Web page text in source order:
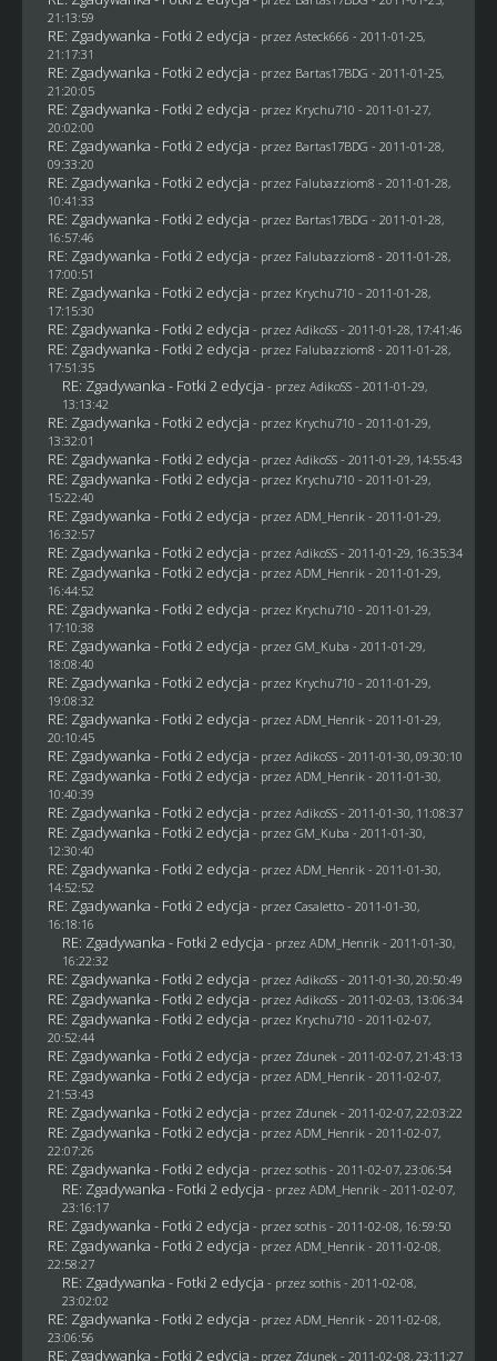
21:13:59
RE: Zgadywanka - Fotki 2 edycja - przez Asteck666 - 2011-01-25,
21:17:31
RE: Zgadywanka - Fotki 2 edycja - przez Bartas17BDG - 2011-01-25,
21:20:05
RE: Zgadywanka - Fotki 2 edycja - przez Krychu710 - 2011-01-27,
20:02:00
RE: Zgadywanka - Fotki 2 edycja - przez Bartas17BDG - 2011-01-28,
09:33:20
RE: Zgadywanka - Fotki 2 edycja - przez Falubazziom8 - 2011-01-28,
10:41:33
RE: Zgadywanka - Fotki 2 edycja - przez Bartas17BDG - 2011-01-28,
16:57:46
RE: Zgadywanka - Fotki 2 edycja - przez Falubazziom8 - 2011-01-28,
17:00:51
RE: Zgadywanka - Fotki 2 edycja - przez Krychu710 - 2011-01-28,
17:15:30
RE: Zgadywanka - Fotki 2 edycja - przez AdikoSS - 2011-01-28, 17:41:46
RE: Zgadywanka - Fotki 2 edycja - przez Falubazziom8 - 2011-01-28,
17:51:35
RE: Zgadywanka - Fotki 2 edycja - przez AdikoSS - 2011-01-29,
13:13:42
RE: Zgadywanka - Fotki 2 edycja - przez Krychu710 - 2011-01-29,
13:32:01
RE: Zgadywanka - Fotki 2 edycja - przez AdikoSS - 2011-01-29, 14:55:43
RE: Zgadywanka - Fotki 2 edycja - przez Krychu710 - 2011-01-29,
15:22:40
RE: Zgadywanka - Fotki 2 edycja - przez ADM_Henrik - 2011-01-29,
16:32:57
RE: Zgadywanka - Fotki 2 edycja - przez AdikoSS - 2011-01-29, 16:35:34
RE: Zgadywanka - Fotki 2 edycja - przez ADM_Henrik - 2011-01-29,
16:44:52
RE: Zgadywanka - Fotki 2 edycja - przez Krychu710 - 2011-01-29,
17:10:38
RE: Zgadywanka - Fotki 2 edycja - przez GM_Kuba - 2011-01-29,
18:08:40
RE: Zgadywanka - Fotki 2 edycja - przez Krychu710 - 2011-01-29,
19:08:32
RE: Zgadywanka - Fotki 2 edycja - przez ADM_Henrik - 2011-01-29,
20:10:45
RE: Zgadywanka - Fotki 2 edycja - przez AdikoSS - 2011-01-30, 09:30:10
RE: Zgadywanka - Fotki 2 edycja - przez ADM_Henrik - 2011-01-30,
10:40:39
RE: Zgadywanka - Fotki 2 edycja - przez AdikoSS - 2011-01-30, 11:08:37
RE: Zgadywanka - Fotki 2 edycja - przez GM_Kuba - 2011-01-30,
12:30:40
RE: Zgadywanka - Fotki 2 edycja - przez ADM_Henrik - 2011-01-30,
14:52:52
RE: Zgadywanka - Fotki 2 edycja - przez Casaletto- 2011-01-30,
16:18:16
RE: Zgadywanka - Fotki 2 edycja - przez ADM_Henrik - 2011-01-30,
16:22:32
RE: Zgadywanka - Fotki 2 edycja - przez AdikoSS - 2011-01-30, 20:50:49
RE: Zgadywanka - Fotki 2 edycja - przez AdikoSS - 2011-02-03, 13:06:34
RE: Zgadywanka - Fotki 2 edycja - przez Krychu710 - 2011-02-07,
20:52:44
RE: Zgadywanka - Fotki 2 edycja - przez Zdunek - 2011-02-07, 21:43:13
RE: Zgadywanka - Fotki 2 edycja - przez ADM_Henrik - 2011-02-07,
21:53:43
RE: Zgadywanka - Fotki 2 edycja - przez Zdunek - 2011-02-07, 22:03:22
RE: Zgadywanka - Fotki 2 edycja - przez ADM_Henrik - 2011-02-07,
22:07:26
RE: Zgadywanka - Fotki 2 edycja - przez sothis- 2011-02-07, 23:06:54
RE: Zgadywanka - Fotki 2 edycja - przez ADM_Henrik - 2011-02-07,
23:16:17
RE: Zgadywanka - Fotki 2 edycja - przez sothis- 2011-02-08, 16:59:50
RE: Zgadywanka - Fotki 2 edycja - przez ADM_Henrik - 2011-02-08,
22:58:27
RE: Zgadywanka - Fotki 2 edycja - przez sothis- 2011-02-08,
23:02:02
RE: Zgadywanka - Fotki 2 edycja - przez ADM_Henrik - 2011-02-08,
23:06:56
RE: Zgadywanka - Fotki 2 edycja - przez Zdunek - 2011-02-08, 23:11:27